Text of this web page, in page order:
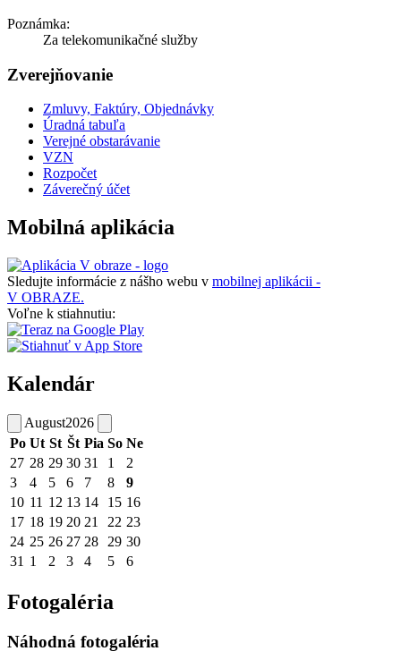
Poznámka:
Za telekomunikačné služby
Zverejňovanie
Zmluvy, Faktúry, Objednávky
Úradná tabuľa
Verejné obstarávanie
VZN
Rozpočet
Záverečný účet
Mobilná aplikácia
Sledujte informácie z nášho webu v mobilnej aplikácii -
V OBRAZE.
Voľne k stiahnutiu:
Kalendár
August2026
Po Ut St Št Pia So Ne
27 28 29 30 31 1
2
3
4 5 6 7 8
9
10 11 12 13 14 15 16
17 18 19 20 21 22 23
24 25 26 27 28 29 30
31 1 2 3 4 5 6
Fotogaléria
Náhodná fotogaléria